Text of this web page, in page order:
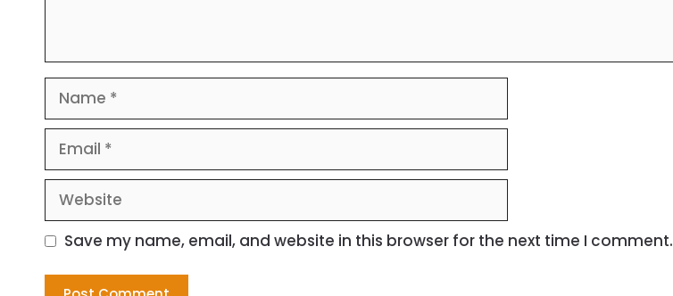
Website
Save my name, email, and website in this browser for the next time I comment.